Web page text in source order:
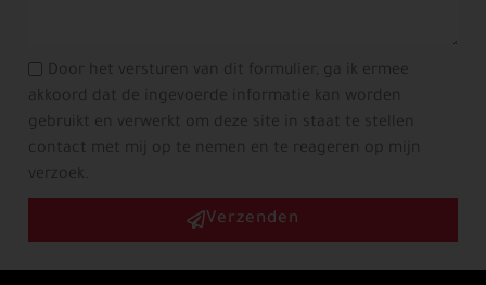
Door het versturen van dit formulier, ga ik ermee
akkoord dat de ingevoerde informatie kan worden
gebruikt en verwerkt om deze site in staat te stellen
contact met mij op te nemen en te reageren op mijn
verzoek.
Verzenden